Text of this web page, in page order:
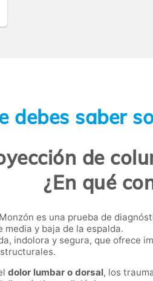
debes saber
de
¿En qué
es una prueba de
y baja de la espalda.
indolora y segura, que ofrece
dolor lumbar o dorsal, los